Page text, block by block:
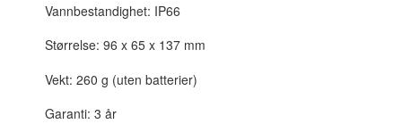
Vannbestandighet: IP66
Størrelse: 96 x 65 x 137 mm
Vekt: 260 g (uten batterier)
Garanti: 3 år